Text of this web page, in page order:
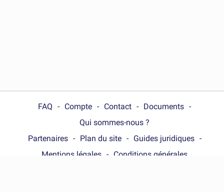
FAQ Compte Contact
Documents
Qui sommes-nous ?
Partenaires
Plan du site
Guides juridiques
Mentions légales
Conditions générales